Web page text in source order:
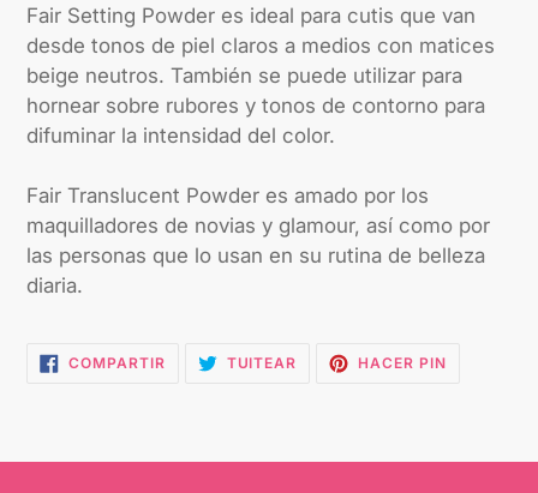
Fair Setting Powder es ideal para cutis que van
desde tonos de piel claros a medios con matices
beige neutros. También se puede utilizar para
hornear sobre rubores y tonos de contorno para
difuminar la intensidad del color.
Fair Translucent Powder es amado por los
maquilladores de novias y glamour, así como por
las personas que lo usan en su rutina de belleza
diaria.
COMPARTIRCOMPARTIR
EN
TUITEAR TUITEARHACER PINPINEAR
EN